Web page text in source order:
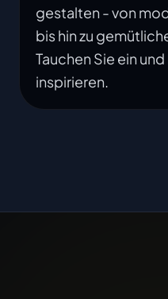
gestalten - von
bis hin zu
Tauchen Sie ein
inspirieren.